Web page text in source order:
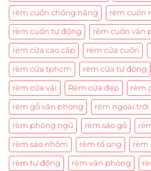
rèm cuốn chống nắng rèm cuốn
rèm cuốn tự động rèm cuốn văn
rèm cửa cao cấp rèm cửa cuốn
rèm cửa tphcm rèm cửa tự động
rèm cửa vải Rèm cửa đẹp rèm
rèm gỗ văn phòng rèm ngoài trời
rèm phòng ngủ rèm sáo gỗ
rèm sáo nhôm rèm tổ ong rèm
rèm tự động rèm văn phòng